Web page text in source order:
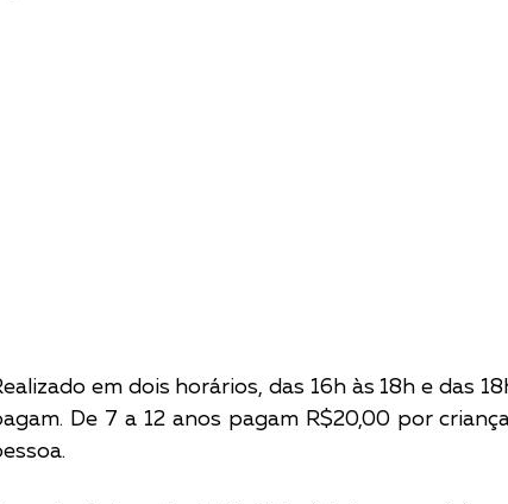
em dois horários, das 16h às 18h e das
De 7 a 12 anos pagam R$20,00 por